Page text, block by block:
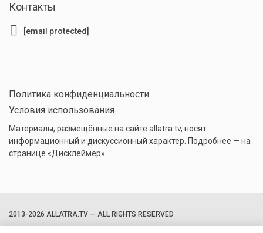
Контакты
[email protected]
Политика конфиденциальности
Условия использования
Материалы, размещённые на сайте allatra.tv, носят
информационный и дискуссионный характер. Подробнее — на
странице «Дисклеймер»
2013-2026 ALLATRA.TV — ALL RIGHTS RESERVED